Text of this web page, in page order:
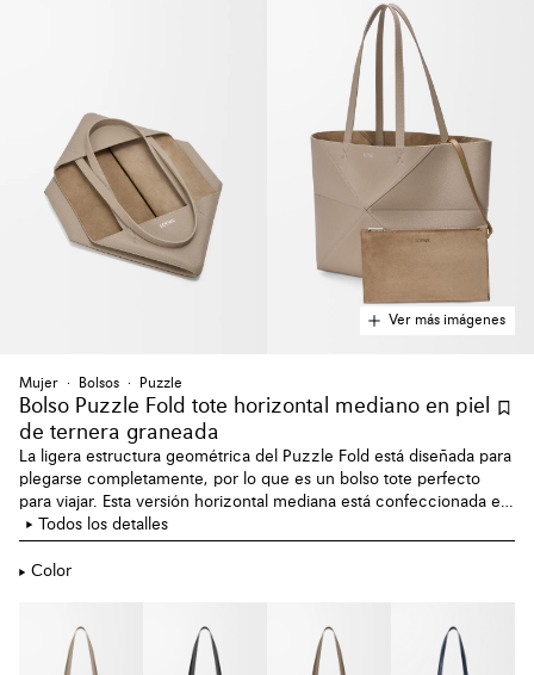
Ver más imágenes
Mujer Bolsos Puzzle
Bolso Puzzle Fold tote horizontal mediano en piel
de ternera graneada
La ligera estructura geométrica del Puzzle Fold está diseñada para
plegarse completamente, por lo que es un bolso tote perfecto
para viajar. Esta versión horizontal mediana está confeccionada en
suave piel de ternera graneada.
Todos los detalles
Color